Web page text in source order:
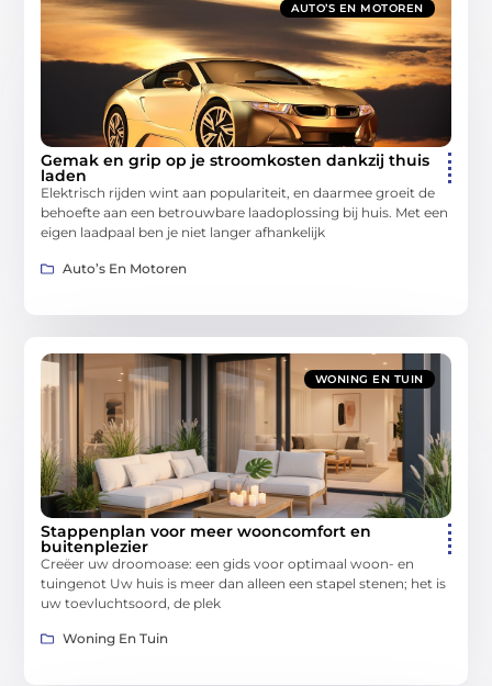
AUTO’S EN MOTOREN
Gemak en grip op je stroomkosten dankzij thuis
laden
Elektrisch rijden wint aan populariteit, en daarmee groeit de
behoefte aan een betrouwbare laadoplossing bij huis. Met een
eigen laadpaal ben je niet langer afhankelijk
Auto’s En Motoren
WONING EN TUIN
Stappenplan voor meer wooncomfort en
buitenplezier
Creëer uw droomoase: een gids voor optimaal woon- en
tuingenot Uw huis is meer dan alleen een stapel stenen; het is
uw toevluchtsoord, de plek
Woning En Tuin